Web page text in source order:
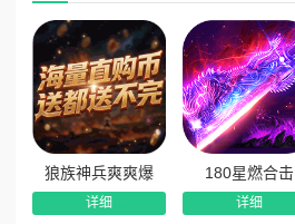
狼族神兵爽爽爆
详细
180星燃合击
详细